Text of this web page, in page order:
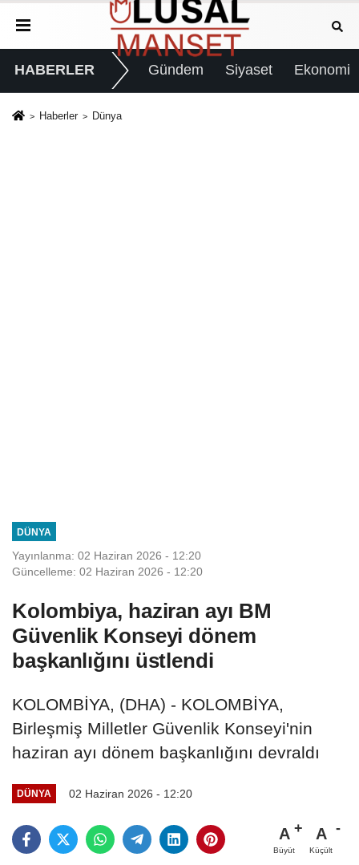
HABERLER Gündem Siyaset Ekonomi
Haberler Dünya
DÜNYA
Yayınlanma: 02 Haziran 2026 - 12:20
Güncelleme: 02 Haziran 2026 - 12:20
Kolombiya, haziran ayı BM
Güvenlik Konseyi dönem
başkanlığını üstlendi
KOLOMBİYA, (DHA) - KOLOMBİYA,
Birleşmiş Milletler Güvenlik Konseyi'nin
haziran ayı dönem başkanlığını devraldı
DÜNYA 02 Haziran 2026 - 12:20
A
Büyüt
A
Küçült